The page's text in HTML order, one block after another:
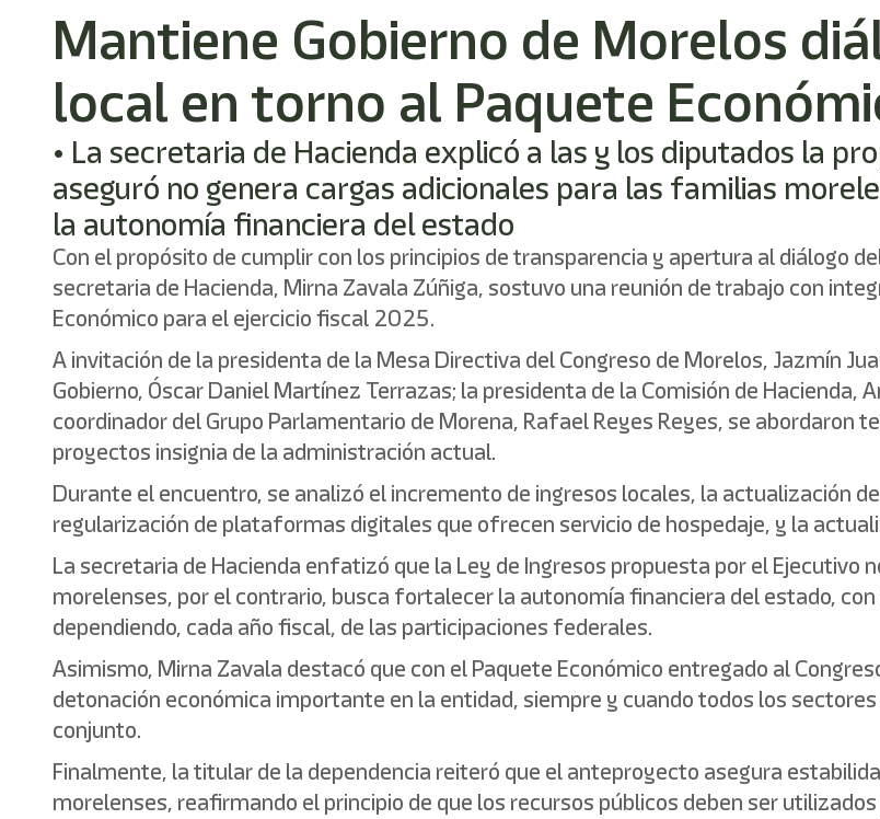
Mantiene Gobierno de Morelos
local en torno al Paquete
• La secretaria de Hacienda explicó a las y los diputados la
aseguró no genera cargas adicionales para las familias
la autonomía financiera del estado
Con el propósito de cumplir con los principios de transparencia y apertura al diálogo
secretaria de Hacienda, Mirna Zavala Zúñiga, sostuvo una reunión de trabajo con
Económico para el ejercicio fiscal 2025.
A invitación de la presidenta de la Mesa Directiva del Congreso de Morelos, Jazmín
Gobierno, Óscar Daniel Martínez Terrazas; la presidenta de la Comisión de Hacienda,
coordinador del Grupo Parlamentario de Morena, Rafael Reyes Reyes, se
proyectos insignia de la administración actual.
Durante el encuentro, se analizó el incremento de ingresos locales, la actualización
regularización de plataformas digitales que ofrecen servicio de hospedaje, y la
La secretaria de Hacienda enfatizó que la Ley de Ingresos propuesta por el Ejecutivo
morelenses, por el contrario, busca fortalecer la autonomía financiera del estado,
dependiendo, cada año fiscal, de las participaciones federales.
Asimismo, Mirna Zavala destacó que con el Paquete Económico entregado al
detonación económica importante en la entidad, siempre y cuando todos los
conjunto.
Finalmente, la titular de la dependencia reiteró que el anteproyecto asegura
morelenses, reafirmando el principio de que los recursos públicos deben ser